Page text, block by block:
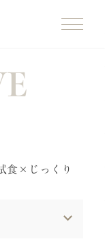
食×じっくり